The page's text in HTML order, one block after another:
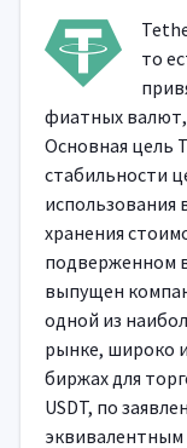
то
фиатных валют,
Основная цель
стабильности
использования
хранения
подверженном
выпущен
одной из
рынке, широко
биржах для
USDT, по